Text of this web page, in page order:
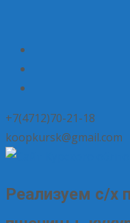
+7(4712)70-21-18
koopkursk@gmail.com
Реализуем с/х